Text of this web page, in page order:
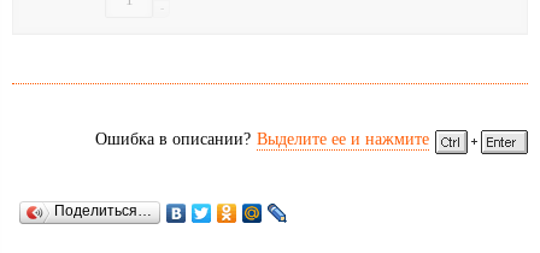
-
Ошибка в описании? Выделите ее и нажмите
Поделиться…